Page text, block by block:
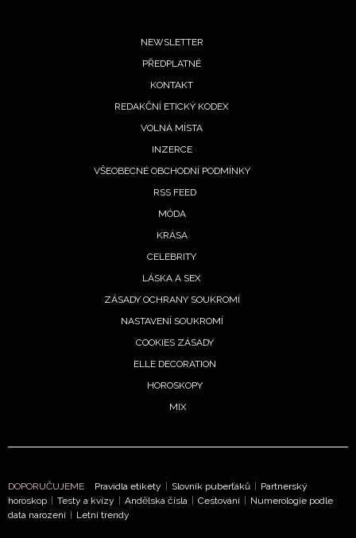
NEWSLETTER
PŘEDPLATNÉ
KONTAKT
REDAKČNÍ ETICKÝ KODEX
VOLNÁ MÍSTA
INZERCE
VŠEOBECNÉ OBCHODNÍ PODMÍNKY
RSS FEED
MÓDA
KRÁSA
CELEBRITY
LÁSKA A SEX
ZÁSADY OCHRANY SOUKROMÍ
NASTAVENÍ SOUKROMÍ
COOKIES ZÁSADY
ELLE DECORATION
HOROSKOPY
MIX
DOPORUČUJEME Pravidla etikety | Slovník puberťáků | Partnerský
horoskop | Testy a kvízy | Andělská čísla | Cestování | Numerologie podle
data narození | Letní trendy